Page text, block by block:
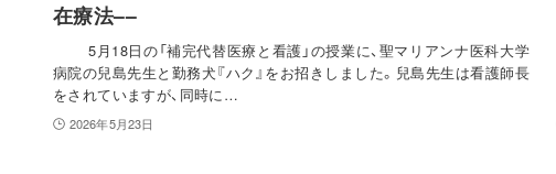
在療法––
5月18日の「補完代替医療と看護」の授業に、聖マリアンナ医科大学
病院の兒島先生と勤務犬『ハク』をお招きしました。兒島先生は看護師長
をされていますが、同時に…
2026年5月23日